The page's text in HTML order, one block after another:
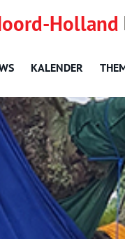
Holland
KALENDER